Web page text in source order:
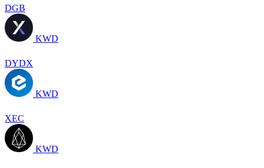
DGB
KWD
DYDX
KWD
XEC
KWD